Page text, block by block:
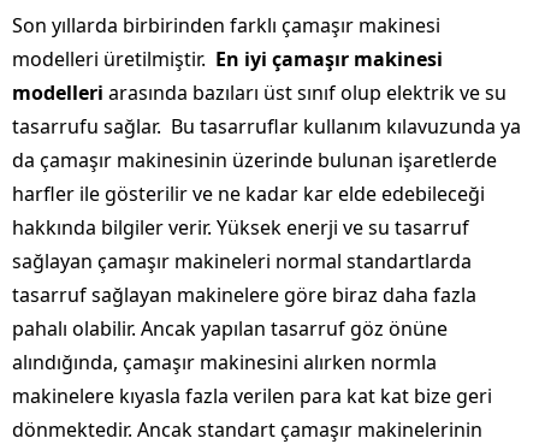
Son yıllarda birbirinden farklı çamaşır makinesi
modelleri üretilmiştir. En iyi çamaşır makinesi
modelleri arasında bazıları üst sınıf olup elektrik ve su
tasarrufu sağlar. Bu tasarruflar kullanım kılavuzunda ya
da çamaşır makinesinin üzerinde bulunan işaretlerde
harfler ile gösterilir ve ne kadar kar elde edebileceği
hakkında bilgiler verir. Yüksek enerji ve su tasarruf
sağlayan çamaşır makineleri normal standartlarda
tasarruf sağlayan makinelere göre biraz daha fazla
pahalı olabilir. Ancak yapılan tasarruf göz önüne
alındığında, çamaşır makinesini alırken normla
makinelere kıyasla fazla verilen para kat kat bize geri
dönmektedir. Ancak standart çamaşır makinelerinin